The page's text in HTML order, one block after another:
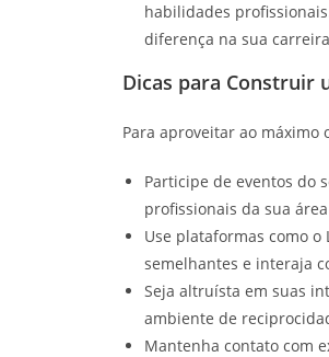
habilidades
diferença na sua
Dicas para Construir
Para aproveitar ao
Participe de eventos do
profissionais da sua
Use plataformas como
semelhantes e interaja
Seja altruísta em suas
ambiente de
Mantenha contato com